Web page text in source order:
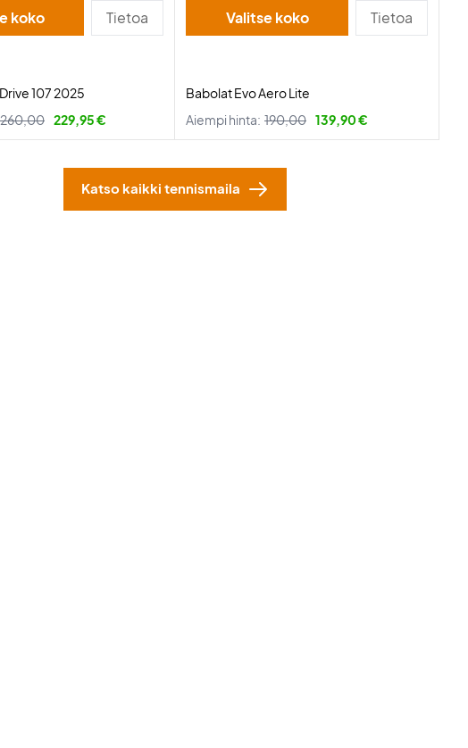
Valitse koko Tietoa
107 2025
260,00 229,95 €
Valitse koko Tietoa
Babolat Evo Aero Lite
Aiempi hinta: 190,00 139,90 €
Katso kaikki tennismaila